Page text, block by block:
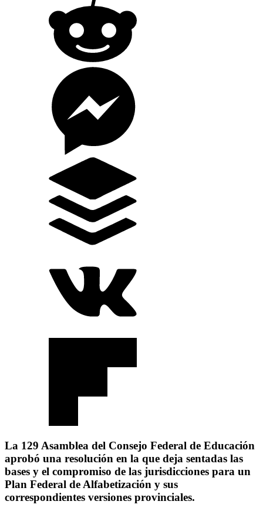
La 129 Asamblea del Consejo Federal de Educación
aprobó una resolución en la que deja sentadas las
bases y el compromiso de las jurisdicciones para un
Plan Federal de Alfabetización y sus
correspondientes versiones provinciales.